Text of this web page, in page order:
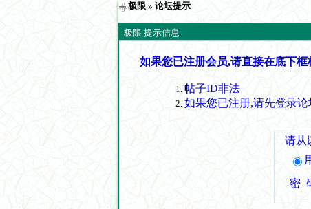
极限 » 论坛提示
极限 提示信息
如果您已注册会员,请直接在底下
帖子ID非法
如果您已注册,请先登录
请从
密